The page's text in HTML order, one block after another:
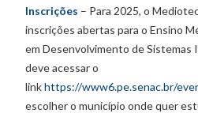
Inscrições – Para 2025, o
inscrições abertas para o Ensino
em Desenvolvimento de
deve acessar o
linkhttps://www6.pe.senac.br/
escolher o município onde quer